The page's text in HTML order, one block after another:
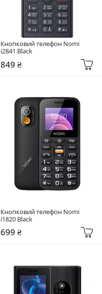
Кнопковий телефон Nomi
i2841 Black
849 ₴
Кнопковий телефон Nomi
i1820 Black
699 ₴